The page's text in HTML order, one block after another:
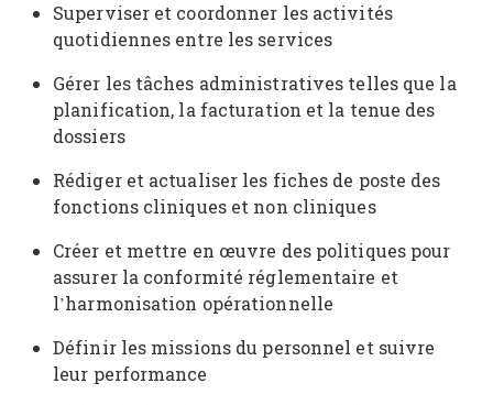
Superviser et coordonner les activités
quotidiennes entre les services
Gérer les tâches administratives telles que la
planification, la facturation et la tenue des
dossiers
Rédiger et actualiser les fiches de poste des
fonctions cliniques et non cliniques
Créer et mettre en œuvre des politiques pour
assurer la conformité réglementaire et
l’harmonisation opérationnelle
Définir les missions du personnel et suivre
leur performance